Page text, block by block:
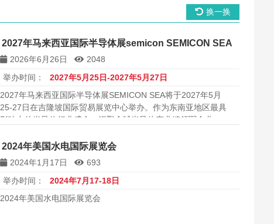
换一换
2027年马来西亚国际半导体展semicon SEMICON SEA
2026年6月26日
2048
举办时间：
2027年5月25日-2027年5月27日
2027年马来西亚国际半导体展SEMICON SEA将于2027年5月
25-27日在吉隆坡国际贸易展览中心举办。作为东南亚地区最具
影响力的半导体行业盛会，汇聚全球半导体产业链领军企业。
2024年美国水电国际展览会
2024年1月17日
693
举办时间：
2024年7月17-18日
2024年美国水电国际展览会